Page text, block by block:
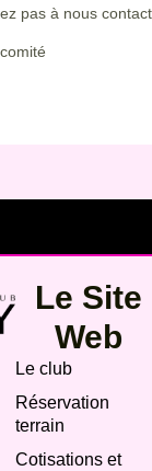
pas à nous
Le Site
Web
Le club
Réservation
terrain
Cotisations et